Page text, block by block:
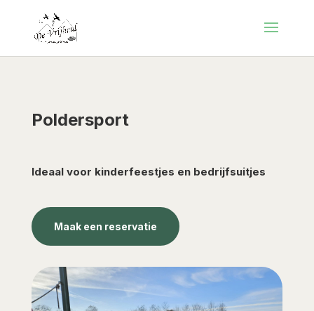
Poldersport
Ideaal voor kinderfeestjes en bedrijfsuitjes
Maak een reservatie